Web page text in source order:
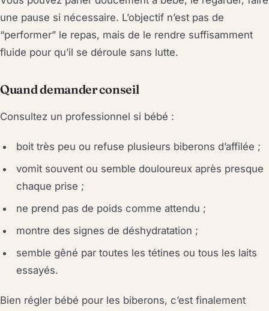
une pause si nécessaire. L’objectif n’est pas de
“performer” le repas, mais de le rendre suffisamment
fluide pour qu’il se déroule sans lutte.
Quand demander conseil
Consultez un professionnel si bébé :
boit très peu ou refuse plusieurs biberons d’affilée ;
vomit souvent ou semble douloureux après presque
chaque prise ;
ne prend pas de poids comme attendu ;
montre des signes de déshydratation ;
semble gêné par toutes les tétines ou tous les laits
essayés.
Bien régler bébé pour les biberons, c’est finalement